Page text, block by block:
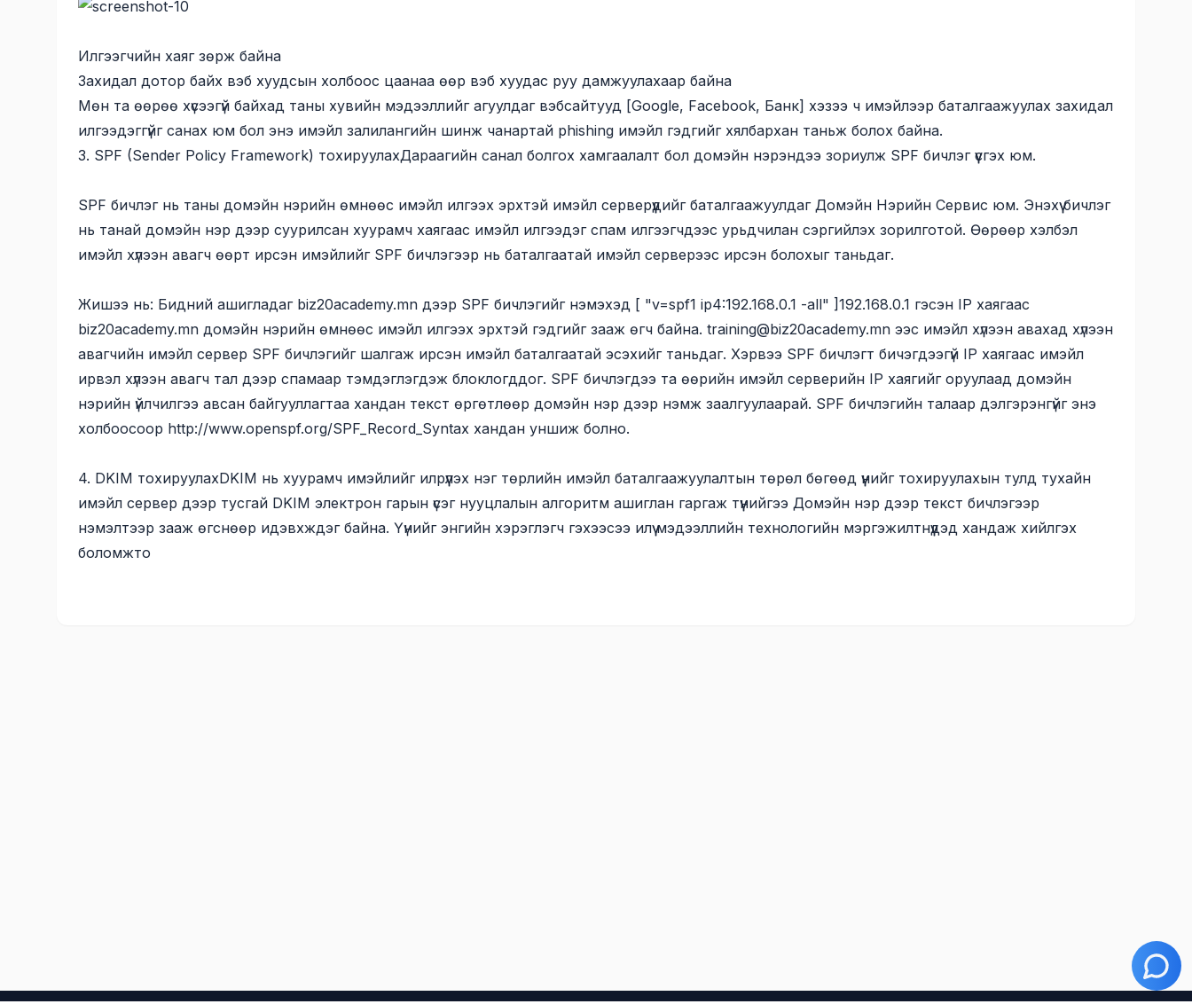
Илгээгчийн хаяг зөрж байна
Захидал дотор байх вэб хуудсын холбоос цаанаа өөр вэб хуудас руу дамжуулахаар байна
Мөн та өөрөө хүсээгүй байхад таны хувийн мэдээллийг агуулдаг вэбсайтууд [Google, Facebook, Банк] хэзээ ч имэйлээр баталгаажуулах захидал
илгээдэггүйг санах юм бол энэ имэйл залилангийн шинж чанартай phishing имэйл гэдгийг хялбархан таньж болох байна.
3. SPF (Sender Policy Framework) тохируулахДараагийн санал болгох хамгаалалт бол домэйн нэрэндээ зориулж SPF бичлэг үүсгэх юм.
SPF бичлэг нь таны домэйн нэрийн өмнөөс имэйл илгээх эрхтэй имэйл серверүүдийг баталгаажуулдаг Домэйн Нэрийн Сервис юм. Энэхүү бичлэг
нь танай домэйн нэр дээр суурилсан хуурамч хаягаас имэйл илгээдэг спам илгээгчдээс урьдчилан сэргийлэх зорилготой. Өөрөөр хэлбэл
имэйл хүлээн авагч өөрт ирсэн имэйлийг SPF бичлэгээр нь баталгаатай имэйл серверээс ирсэн болохыг таньдаг.
Жишээ нь: Бидний ашигладаг biz20academy.mn дээр SPF бичлэгийг нэмэхэд [ "v=spf1 ip4:192.168.0.1 -all" ]192.168.0.1 гэсэн IP хаягаас
biz20academy.mn домэйн нэрийн өмнөөс имэйл илгээх эрхтэй гэдгийг зааж өгч байна. training@biz20academy.mn ээс имэйл хүлээн авахад хүлээн
авагчийн имэйл сервер SPF бичлэгийг шалгаж ирсэн имэйл баталгаатай эсэхийг таньдаг. Хэрвээ SPF бичлэгт бичэгдээгүй IP хаягаас имэйл
ирвэл хүлээн авагч тал дээр спамаар тэмдэглэгдэж блоклогддог. SPF бичлэгдээ та өөрийн имэйл серверийн IP хаягийг оруулаад домэйн
нэрийн үйлчилгээ авсан байгууллагтаа хандан текст өргөтлөөр домэйн нэр дээр нэмж заалгуулаарай. SPF бичлэгийн талаар дэлгэрэнгүйг энэ
холбоосоор http://www.openspf.org/SPF_Record_Syntax хандан уншиж болно.
4. DKIM тохируулахDKIM нь хуурамч имэйлийг илрүүлэх нэг төрлийн имэйл баталгаажуулалтын төрөл бөгөөд үүнийг тохируулахын тулд тухайн
имэйл сервер дээр тусгай DKIM электрон гарын үсэг нууцлалын алгоритм ашиглан гаргаж түүнийгээ Домэйн нэр дээр текст бичлэгээр
нэмэлтээр зааж өгснөөр идэвхждэг байна. Үүнийг энгийн хэрэглэгч гэхээсээ илүү мэдээллийн технологийн мэргэжилтнүүдэд хандаж хийлгэх
боломжто